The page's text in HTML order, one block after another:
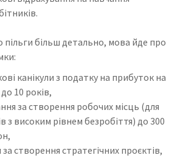
більш детально, мова йде про
канікули з податку на прибуток на
10 років,
за створення робочих місць (для
з високим рівнем безробіття) до 300
створення стратегічних проєктів,